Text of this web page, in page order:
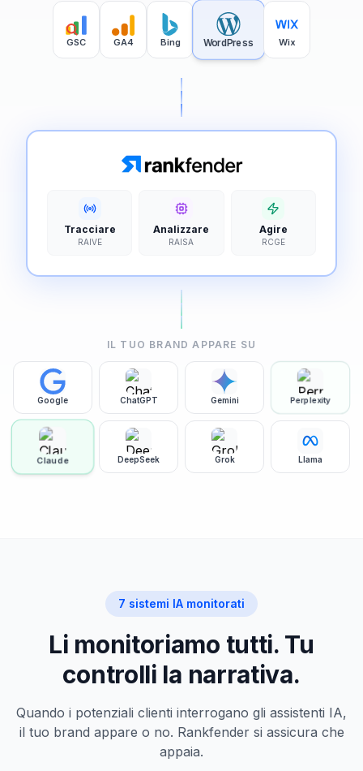
GSC GA4 Bing WordPress Wix
Tracciare
RAIVE
Analizzare
RAISA
Agire
RCGE
IL TUO BRAND APPARE SU
Google ChatGPT Gemini Perplexity
Claude DeepSeek Grok Llama
7 sistemi IA monitorati
Li monitoriamo tutti. Tu
controlli la narrativa.
Quando i potenziali clienti interrogano gli assistenti IA,
il tuo brand appare o no. Rankfender si assicura che
appaia.